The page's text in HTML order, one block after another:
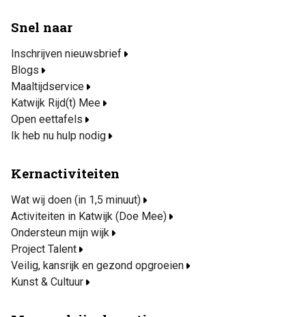
Snel naar
Inschrijven nieuwsbrief
Blogs
Maaltijdservice
Katwijk Rijd(t) Mee
Open eettafels
Ik heb nu hulp nodig
Kernactiviteiten
Wat wij doen (in 1,5 minuut)
Activiteiten in Katwijk (Doe Mee)
Ondersteun mijn wijk
Project Talent
Veilig, kansrijk en gezond opgroeien
Kunst & Cultuur